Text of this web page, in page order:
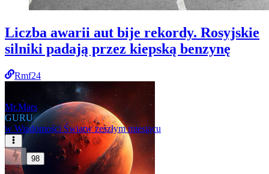
Liczba awarii aut bije rekordy. Rosyjskie
silniki padają przez kiepską benzynę
Rmf24
Mr.Mars
GURU
w Wiadomości Światw zeszłym miesiącu
98